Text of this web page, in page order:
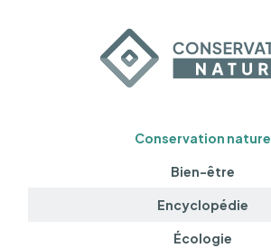
Conservation nature
Bien-être
Encyclopédie
Écologie